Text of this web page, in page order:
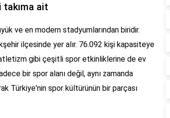
ait
ve en modern stadyumlarından biridir.
ilçesinde yer alır. 76.092 kişi kapasiteye
atletizm gibi çeşitli spor etkinliklerine de ev
bir spor alanı değil, aynı zamanda
Türkiye'nin spor kültürünün bir parçası